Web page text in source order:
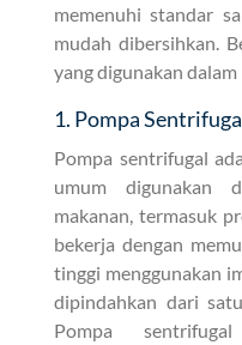
memenuhi standar
mudah dibersihkan.
yang digunakan
1. Pompa
Pompa sentrifugal
umum digunakan
makanan, termasuk
bekerja dengan
tinggi menggunakan
dipindahkan dari
Pompa